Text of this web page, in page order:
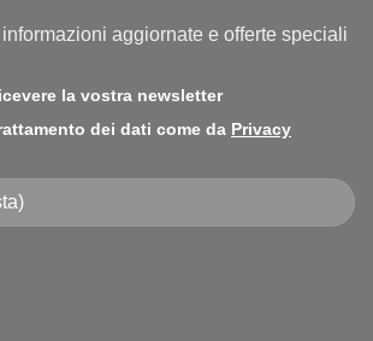
aggiornate e offerte speciali
la vostra newsletter
dei dati come da Privacy